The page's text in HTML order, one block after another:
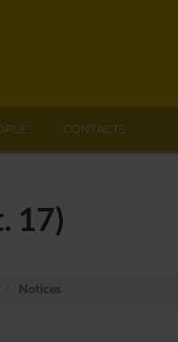
CONTACTS
17)
Notices